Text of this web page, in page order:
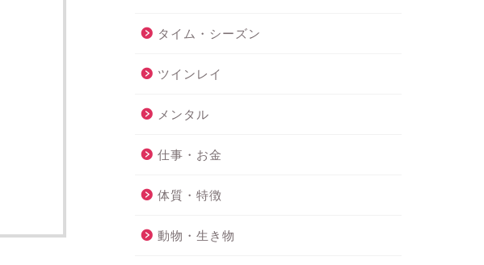
タイム・シーズン
ツインレイ
メンタル
仕事・お金
体質・特徴
動物・生き物